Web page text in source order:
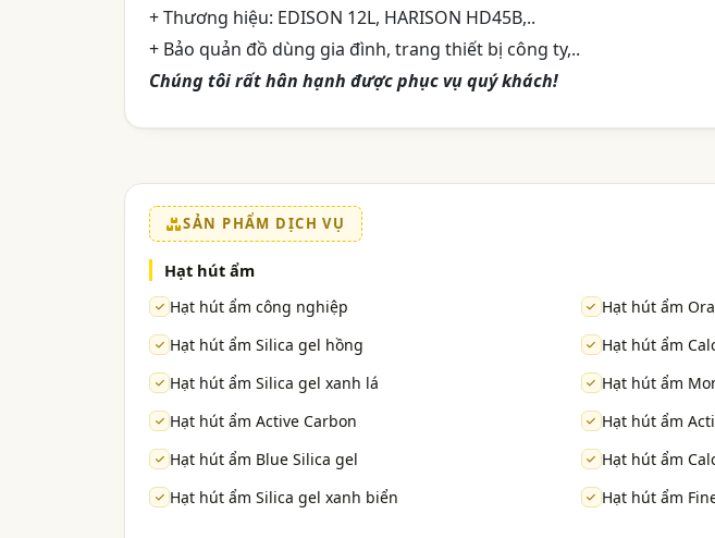
+ Thương hiệu: EDISON 12L, HARISON HD45B,..
+ Bảo quản đồ dùng gia đình, trang thiết bị công ty,..
Chúng tôi rất hân hạnh được phục vụ quý khách!
SẢN PHẨM DỊCH VỤ
Hạt hút ẩm
Hạt hút ẩm công nghiệp
Hạt hút ẩm
Hạt hút ẩm Silica gel hồng
Hạt hút ẩm
Hạt hút ẩm Silica gel xanh lá
Hạt hút ẩm
Hạt hút ẩm Active Carbon
Hạt hút ẩm
Hạt hút ẩm Blue Silica gel
Hạt hút ẩm
Hạt hút ẩm Silica gel xanh biển
Hạt hút ẩm